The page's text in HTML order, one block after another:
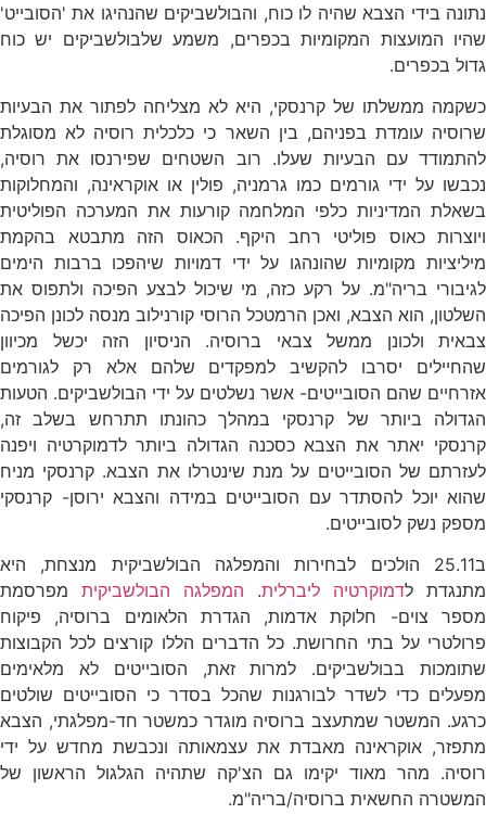
נתונה בידי הצבא שהיה לו כוח, והבולשביקים שהנהיגו את 'הסובייט'
שהיו המועצות המקומיות בכפרים, משמע שלבולשביקים יש כוח
גדול בכפרים.
כשקמה ממשלתו של קרנסקי, היא לא מצליחה לפתור את הבעיות
שרוסיה עומדת בפניהם, בין השאר כי כלכלית רוסיה לא מסוגלת
להתמודד עם הבעיות שעלו. רוב השטחים שפירנסו את רוסיה,
נכבשו על ידי גורמים כמו גרמניה, פולין או אוקראינה, והמחלוקות
בשאלת המדיניות כלפי המלחמה קורעות את המערכה הפוליטית
ויוצרות כאוס פוליטי רחב היקף. הכאוס הזה מתבטא בהקמת
מיליציות מקומיות שהונהגו על ידי דמויות שיהפכו ברבות הימים
לגיבורי בריה"מ. על רקע כזה, מי שיכול לבצע הפיכה ולתפוס את
השלטון, הוא הצבא, ואכן הרמטכל הרוסי קורנילוב מנסה לכונן הפיכה
צבאית ולכונן ממשל צבאי ברוסיה. הניסיון הזה יכשל מכיוון
שהחיילים יסרבו להקשיב למפקדים שלהם אלא רק לגורמים
אזרחיים שהם הסובייטים- אשר נשלטים על ידי הבולשביקים. הטעות
הגדולה ביותר של קרנסקי במהלך כהונתו תתרחש בשלב זה,
קרנסקי יאתר את הצבא כסכנה הגדולה ביותר לדמוקרטיה ויפנה
לעזרתם של הסובייטים על מנת שינטרלו את הצבא. קרנסקי מניח
שהוא יוכל להסתדר עם הסובייטים במידה והצבא ירוסן- קרנסקי
מספק נשק לסובייטים.
ב25.11 הולכים לבחירות והמפלגה הבולשביקית מנצחת, היא
מתנגדת לדמוקרטיה ליברלית. המפלגה הבולשביקית מפרסמת
מספר צוים- חלוקת אדמות, הגדרת הלאומים ברוסיה, פיקוח
פרולטרי על בתי החרושת. כל הדברים הללו קורצים לכל הקבוצות
שתומכות בבולשביקים. למרות זאת, הסובייטים לא מלאימים
מפעלים כדי לשדר לבורגנות שהכל בסדר כי הסובייטים שולטים
כרגע. המשטר שמתעצב ברוסיה מוגדר כמשטר חד-מפלגתי, הצבא
מתפזר, אוקראינה מאבדת את עצמאותה ונכבשת מחדש על ידי
רוסיה. מהר מאוד יקימו גם הצ'קה שתהיה הגלגול הראשון של
המשטרה החשאית ברוסיה/בריה"מ.